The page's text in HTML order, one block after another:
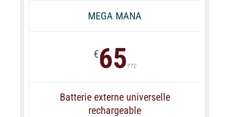
MEGA MANA
€65 TTC
Batterie externe universelle
rechargeable